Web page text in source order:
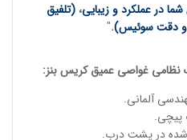
در عملکرد و زیبایی، (تلفیق
و دقت سوئیس).
"
نظامی غواصی عمیقکریس بنز:
آلمانی.
پیچی.
در پشت درب.